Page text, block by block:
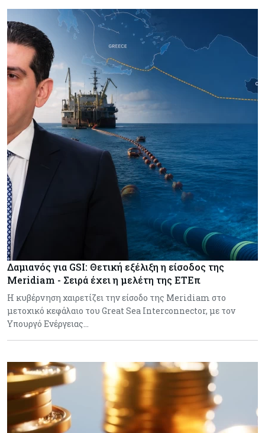
Δαμιανός για GSI: Θετική εξέλιξη η είσοδος της
Meridiam - Σειρά έχει η μελέτη της ΕΤΕπ
Η κυβέρνηση χαιρετίζει την είσοδο της Meridiam στο
μετοχικό κεφάλαιο του Great Sea Interconnector, με τον
Υπουργό Ενέργειας…